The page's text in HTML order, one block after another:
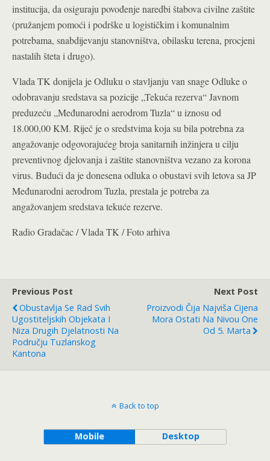
institucija, da osiguraju povođenje naredbi štabova civilne zaštite
(pružanjem pomoći i podrške u logističkim i komunalnim
potrebama, snabdijevanju stanovništva, obilasku terena, procjeni
nastalih šteta i drugo).
Vlada TK donijela je Odluku o stavljanju van snage Odluke o
odobravanju sredstava sa pozicije „Tekuća rezerva“ Javnom
preduzeću „Međunarodni aerodrom Tuzla“ u iznosu od
18.000,00 KM. Riječ je o sredstvima koja su bila potrebna za
angažovanje odgovorajućeg broja sanitarnih inžinjera u cilju
preventivnog djelovanja i zaštite stanovništva vezano za korona
virus. Budući da je donesena odluka o obustavi svih letova sa JP
Međunarodni aerodrom Tuzla, prestala je potreba za
angažovanjem sredstava tekuće rezerve.
Radio Gradačac / Vlada TK / Foto arhiva
Previous Post
Obustavlja Se Rad Svih
Ugostiteljskih Objekata I
Niza Drugih Djelatnosti Na
Području Tuzlanskog
Kantona
Next Post
Proizvodi Čija Najviša Cijena
Mora Ostati Na Nivou One
Od 5. Marta
Back to top
Mobile Desktop